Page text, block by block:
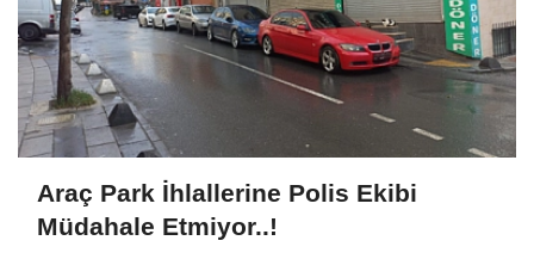
Araç Park İhlallerine Polis Ekibi
Müdahale Etmiyor..!